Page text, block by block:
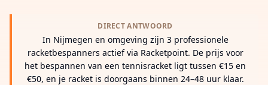
DIRECT ANTWOORD
In Nijmegen en omgeving zijn 3 professionele
racketbespanners actief via Racketpoint. De prijs voor
het bespannen van een tennisracket ligt tussen €15 en
€50, en je racket is doorgaans binnen 24–48 uur klaar.